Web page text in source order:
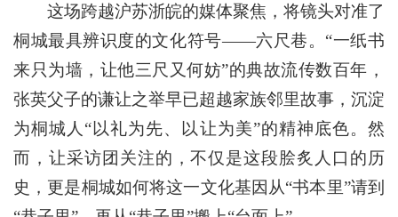
这场跨越沪苏浙皖的媒体聚焦，将镜头对准了
桐城最具辨识度的文化符号——六尺巷。“一纸书
来只为墙，让他三尺又何妨”的典故流传数百年，
张英父子的谦让之举早已超越家族邻里故事，沉淀
为桐城人“以礼为先、以让为美”的精神底色。然
而，让采访团关注的，不仅是这段脍炙人口的历
史，更是桐城如何将这一文化基因从“书本里”请到